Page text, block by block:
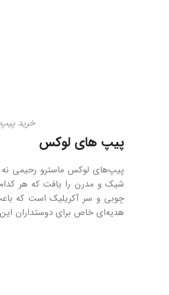
خرید
پیپ های لوکس
پیپ‌های لوکس ماسترو رحیمی نه
چوبی و سر آکریلیک است که
هدیه‌ای خاص برای دوستداران این